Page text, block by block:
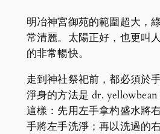
明冶神宮御苑的範圍超大，
常清麗。太陽正好，也更叫
的非常暢快。
走到神社祭祀前，都必須於
淨身的方法是 dr.
這樣：先用左手拿杓盛水將
手將左手洗淨；再以洗過的